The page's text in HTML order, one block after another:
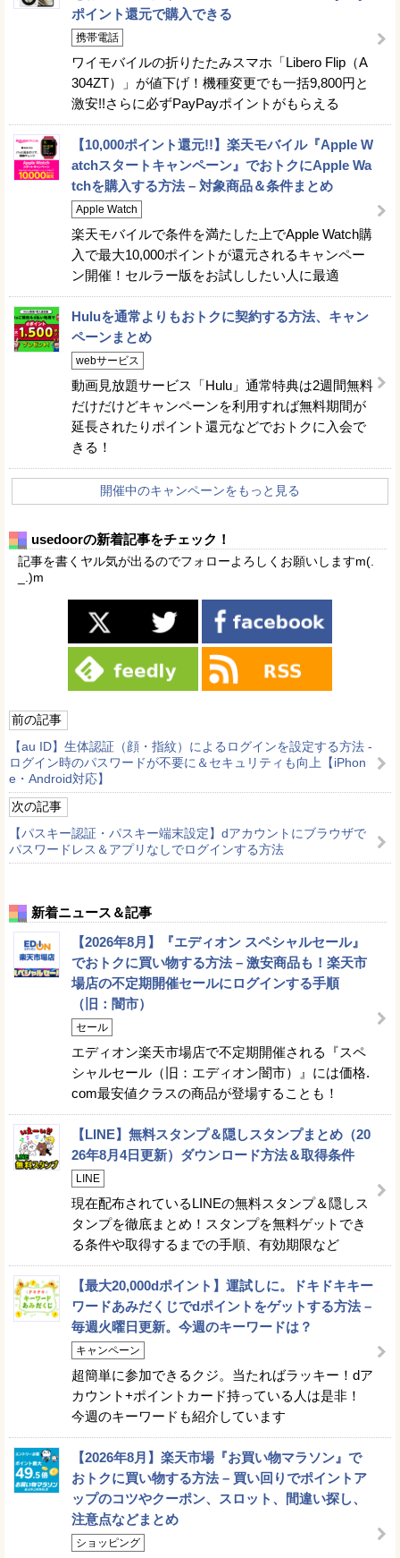
ポイント還元で購入できる
携帯電話
ワイモバイルの折りたたみスマホ「Libero Flip（A
304ZT）」が値下げ！機種変更でも一括9,800円と
激安!!さらに必ずPayPayポイントがもらえる
【10,000ポイント還元!!】楽天モバイル『Apple W
atchスタートキャンペーン』でおトクにApple Wa
tchを購入する方法 – 対象商品＆条件まとめ
Apple Watch
楽天モバイルで条件を満たした上でApple Watch購
入で最大10,000ポイントが還元されるキャンペー
ン開催！セルラー版をお試ししたい人に最適
Huluを通常よりもおトクに契約する方法、キャン
ペーンまとめ
webサービス
動画見放題サービス「Hulu」通常特典は2週間無料
だけだけどキャンペーンを利用すれば無料期間が
延長されたりポイント還元などでおトクに入会で
きる！
開催中のキャンペーンをもっと見る
usedoorの新着記事をチェック！
記事を書くヤル気が出るのでフォローよろしくお願いしますm(.
_.)m
前の記事
【au ID】生体認証（顔・指紋）によるログインを設定する方法 -
ログイン時のパスワードが不要に＆セキュリティも向上【iPhon
e・Android対応】
次の記事
【パスキー認証・パスキー端末設定】dアカウントにブラウザで
パスワードレス＆アプリなしでログインする方法
新着ニュース＆記事
【2026年8月】『エディオン スペシャルセール』
でおトクに買い物する方法 – 激安商品も！楽天市
場店の不定期開催セールにログインする手順
（旧：闇市）
セール
エディオン楽天市場店で不定期開催される『スペ
シャルセール（旧：エディオン闇市）』には価格.
com最安値クラスの商品が登場することも！
【LINE】無料スタンプ＆隠しスタンプまとめ（20
26年8月4日更新）ダウンロード方法＆取得条件
LINE
現在配布されているLINEの無料スタンプ＆隠しス
タンプを徹底まとめ！スタンプを無料ゲットでき
る条件や取得するまでの手順、有効期限など
【最大20,000dポイント】運試しに。ドキドキキー
ワードあみだくじでdポイントをゲットする方法 –
毎週火曜日更新。今週のキーワードは？
キャンペーン
超簡単に参加できるクジ。当たればラッキー！dア
カウント+ポイントカード持っている人は是非！
今週のキーワードも紹介しています
【2026年8月】楽天市場『お買い物マラソン』で
おトクに買い物する方法 – 買い回りでポイントア
ップのコツやクーポン、スロット、間違い探し、
注意点などまとめ
ショッピング